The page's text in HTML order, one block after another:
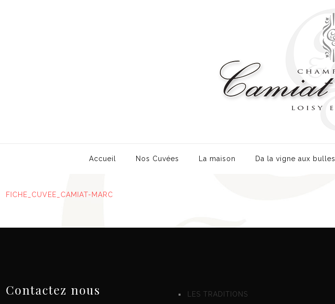
Accueil Nos Cuvées La maison Da la vigne aux bulles
FICHE_CUVEE_CAMIAT-MARC
Contactez nous LES TRADITIONS